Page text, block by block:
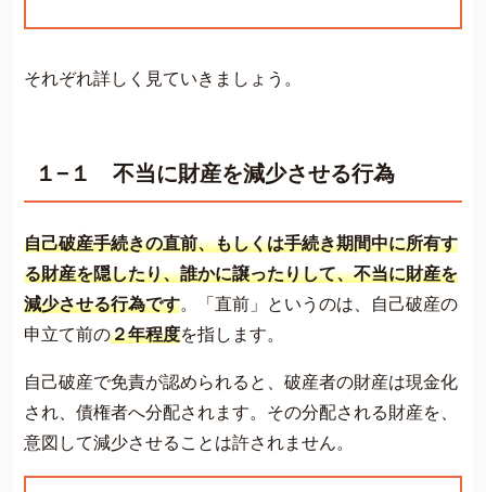
それぞれ詳しく見ていきましょう。
１−１ 不当に財産を減少させる行為
自己破産手続きの直前、もしくは手続き期間中に所有す
る財産を隠したり、誰かに譲ったりして、不当に財産を
減少させる行為です。「直前」というのは、自己破産の
申立て前の２年程度を指します。
自己破産で免責が認められると、破産者の財産は現金化
され、債権者へ分配されます。その分配される財産を、
意図して減少させることは許されません。